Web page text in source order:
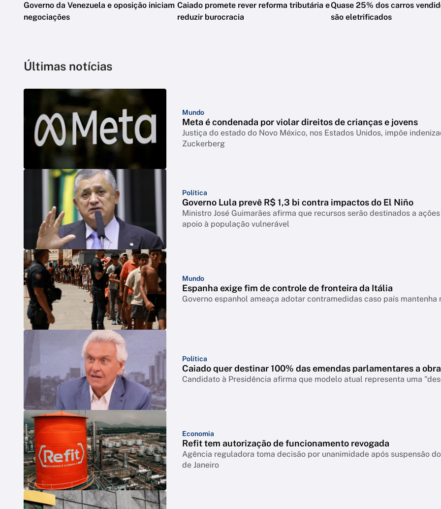
Governo da Venezuela e oposição iniciam
negociações
Caiado promete rever reforma tributária e
reduzir burocracia
Quase 25% dos carros
são eletrificados
Últimas notícias
Mundo
Meta é condenada por violar direitos de crianças e jovens
Justiça do estado do Novo México, nos Estados Unidos, impõe
Zuckerberg
Política
Governo Lula prevê R$ 1,3 bi contra impactos do El Niño
Ministro José Guimarães afirma que recursos serão destinados a
apoio à população vulnerável
Mundo
Espanha exige fim de controle de fronteira da Itália
Governo espanhol ameaça adotar contramedidas caso país
Política
Caiado quer destinar 100% das emendas parlamentares a
Candidato à Presidência afirma que modelo atual representa uma
Economia
Refit tem autorização de funcionamento revogada
Agência reguladora toma decisão por unanimidade após suspensão
de Janeiro